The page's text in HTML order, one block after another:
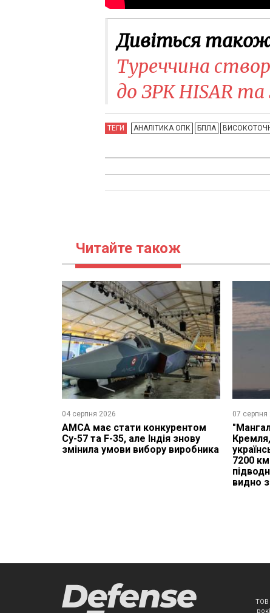
Дивіться
Туреччина
до ЗРК HISAR та
ТЕГИ АНАЛІТИКА ОПК БПЛА
Читайте також
04 серпня 2026
AMCA має стати конкурентом
Су-57 та F-35, але Індія знову
змінила умови вибору виробника
07 серпня
7200
видно
ТОВ